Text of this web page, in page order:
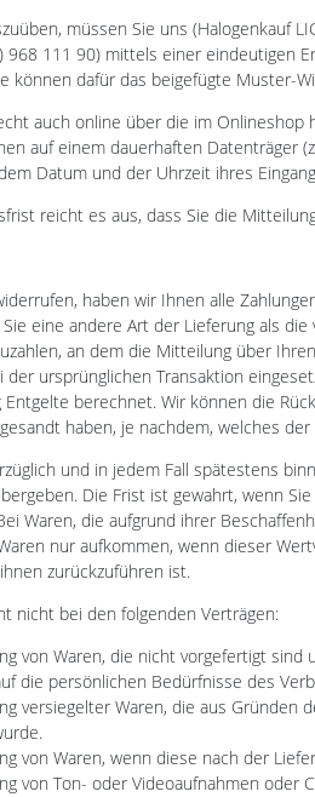
müssen Sie uns (Halogenkauf
968 111 90) mittels einer eindeutigen
können dafür das beigefügte Muster-
auch online über die im
auf einem dauerhaften Datenträger
Datum und der Uhrzeit ihres
reicht es aus, dass Sie die
haben wir Ihnen alle
eine andere Art der Lieferung als
an dem die Mitteilung über
der ursprünglichen Transaktion
Entgelte berechnet. Wir können die
haben, je nachdem, welches
und in jedem Fall spätestens
Die Frist ist gewahrt, wenn
Waren, die aufgrund ihrer
nur aufkommen, wenn dieser
zurückzuführen ist.
nicht bei den folgenden Verträgen:
von Waren, die nicht vorgefertigt
die persönlichen Bedürfnisse des
versiegelter Waren, die aus
von Waren, wenn diese nach der
von Ton- oder Videoaufnahmen